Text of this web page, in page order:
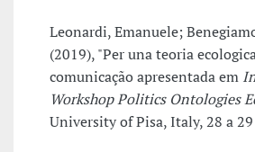
Leonardi, Emanuele;
(2019), "Per una teoria
comunicação apresentada em
Workshop Politics Ontologies
University of Pisa, Italy, 28 a